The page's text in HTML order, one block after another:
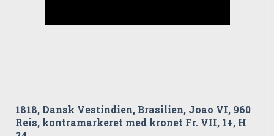
1818, Dansk Vestindien, Brasilien, Joao VI, 960
Reis, kontramarkeret med kronet Fr. VII, 1+, H